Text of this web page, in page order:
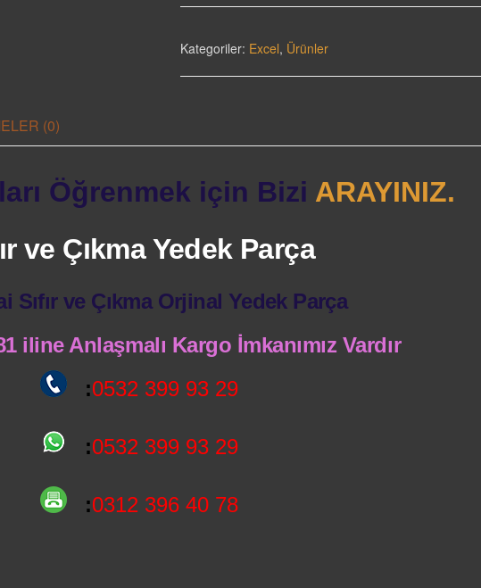
Kategoriler: Excel, Ürünler
(0)
Öğrenmek için Bizi ARAYINIZ.
ve Çıkma Yedek Parça
Sıfır ve Çıkma Orjinal Yedek Parça
iline Anlaşmalı Kargo İmkanımız Vardır
:0532 399 93 29
:0532 399 93 29
:0312 396 40 78